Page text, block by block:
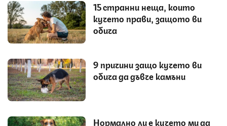
15 странни неща, които
кучето прави, защото ви
обича
9 причини защо кучето ви
обича да дъвче камъни
Нормално ли е кучето ми да